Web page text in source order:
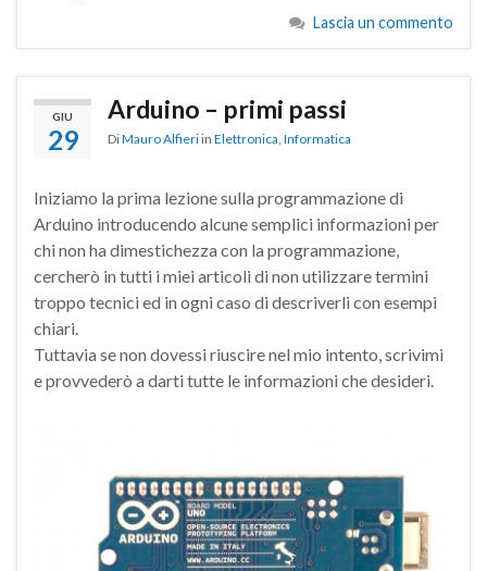
Lascia un commento
GIU
29
Arduino – primi passi
DiMauro Alfieri in Elettronica, Informatica
Iniziamo la prima lezione sulla programmazione di
Arduino introducendo alcune semplici informazioni per
chi non ha dimestichezza con la programmazione,
cercherò in tutti i miei articoli di non utilizzare termini
troppo tecnici ed in ogni caso di descriverli con esempi
chiari.
Tuttavia se non dovessi riuscire nel mio intento, scrivimi
e provvederò a darti tutte le informazioni che desideri.